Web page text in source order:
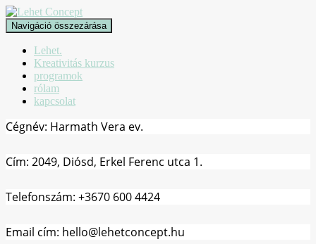
Navigáció összezárása
Lehet.
Kreativitás kurzus
programok
rólam
kapcsolat
Cégnév: Harmath Vera ev.
Cím: 2049, Diósd, Erkel Ferenc utca 1.
Telefonszám: +3670 600 4424
Email cím: hello@lehetconcept.hu